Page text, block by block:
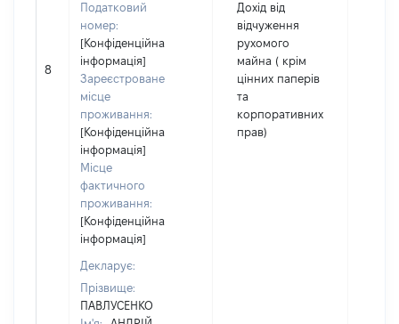
8
Податковий
номер:
[Конфіденційна
інформація]
Зареєстроване
місце
проживання:
[Конфіденційна
інформація]
Місце
фактичного
проживання:
[Конфіденційна
інформація]
Декларує:
Прізвище:
ПАВЛУСЕНКО
Дохід від
відчуження
рухомого
майна ( крім
цінних паперів
та
корпоративних
прав)